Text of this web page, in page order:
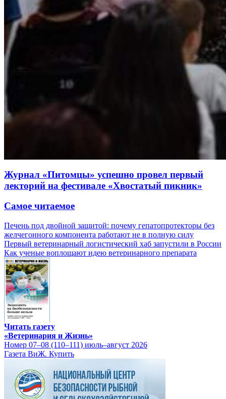
Журнал «Питомцы» успешно провел первый
лекторий на фестивале «Хвостатый пикник»
Самое читаемое
Печень под двойной защитой: почему гепатопротекторы без
желчегонного компонента работают не в полную силу
Первый ветеринарный логистический хаб запустили в России
Как ученые воплощают идею ветеринарного препарата
Читать газету
«Ветеринария и Жизнь»
Номер 07–08 (110–111) июль–август 2026
Газета ВиЖ. Купить